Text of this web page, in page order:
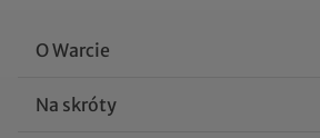
O Warcie
Na skróty